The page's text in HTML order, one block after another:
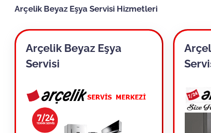
Arçelik Beyaz Eşya Servisi Hizmetleri
Arçelik Beyaz Eşya
Servisi